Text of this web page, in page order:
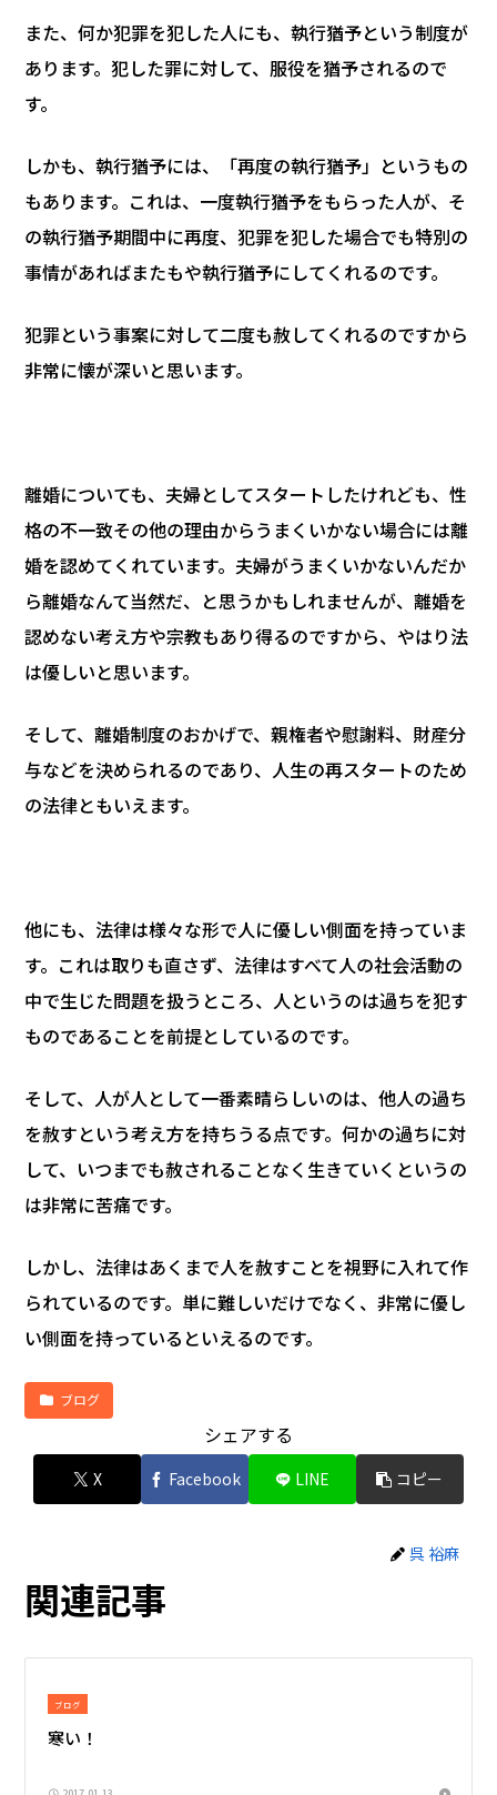
また、何か犯罪を犯した人にも、執行猶予という制度が
あります。犯した罪に対して、服役を猶予されるので
す。
しかも、執行猶予には、「再度の執行猶予」というもの
もあります。これは、一度執行猶予をもらった人が、そ
の執行猶予期間中に再度、犯罪を犯した場合でも特別の
事情があればまたもや執行猶予にしてくれるのです。
犯罪という事案に対して二度も赦してくれるのですから
非常に懐が深いと思います。
離婚についても、夫婦としてスタートしたけれども、性
格の不一致その他の理由からうまくいかない場合には離
婚を認めてくれています。夫婦がうまくいかないんだか
ら離婚なんて当然だ、と思うかもしれませんが、離婚を
認めない考え方や宗教もあり得るのですから、やはり法
は優しいと思います。
そして、離婚制度のおかげで、親権者や慰謝料、財産分
与などを決められるのであり、人生の再スタートのため
の法律ともいえます。
他にも、法律は様々な形で人に優しい側面を持っていま
す。これは取りも直さず、法律はすべて人の社会活動の
中で生じた問題を扱うところ、人というのは過ちを犯す
ものであることを前提としているのです。
そして、人が人として一番素晴らしいのは、他人の過ち
を赦すという考え方を持ちうる点です。何かの過ちに対
して、いつまでも赦されることなく生きていくというの
は非常に苦痛です。
しかし、法律はあくまで人を赦すことを視野に入れて作
られているのです。単に難しいだけでなく、非常に優し
い側面を持っているといえるのです。
ブログ
シェアする
X Facebook LINE コピー
呉 裕麻
関連記事
ブログ
寒い！